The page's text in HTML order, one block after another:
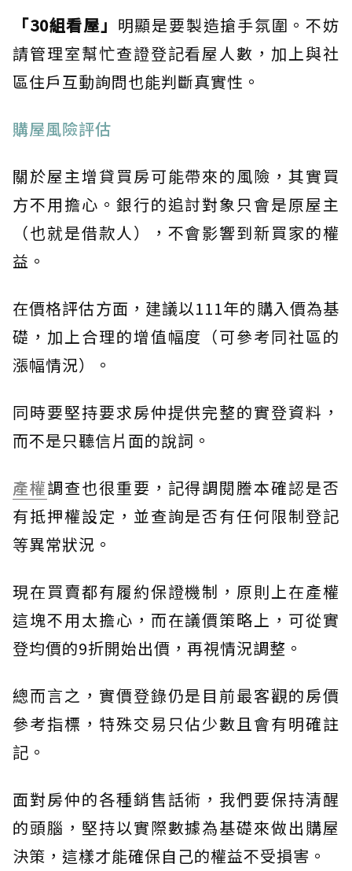
「30組看屋」 明顯是要製造搶手氛圍。不妨
請管理室幫忙查證登記看屋人數，加上與社
區住戶互動詢問也能判斷真實性。
購屋風險評估
關於屋主增貸買房可能帶來的風險，其實買
方不用擔心。銀行的追討對象只會是原屋主
（也就是借款人），不會影響到新買家的權
益。
在價格評估方面，建議以111年的購入價為基
礎，加上合理的增值幅度（可參考同社區的
漲幅情況）。
同時要堅持要求房仲提供完整的實登資料，
而不是只聽信片面的說詞。
產權調查也很重要，記得調閱謄本確認是否
有抵押權設定，並查詢是否有任何限制登記
等異常狀況。
現在買賣都有履約保證機制，原則上在產權
這塊不用太擔心，而在議價策略上，可從實
登均價的9折開始出價，再視情況調整。
總而言之，實價登錄仍是目前最客觀的房價
參考指標，特殊交易只佔少數且會有明確註
記。
面對房仲的各種銷售話術，我們要保持清醒
的頭腦，堅持以實際數據為基礎來做出購屋
決策，這樣才能確保自己的權益不受損害。